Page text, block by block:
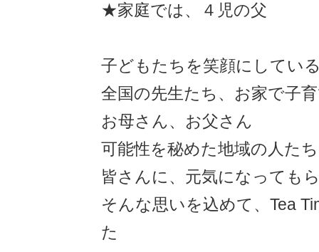
★家庭では、４児の父
子どもたちを笑顔にしてい
全国の先生たち、お家で子
お母さん、お父さん
可能性を秘めた地域の人たち
皆さんに、元気になっても
そんな思いを込めて、Tea
た